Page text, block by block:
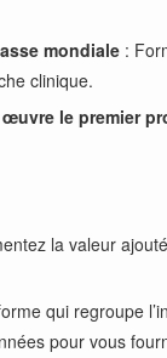
mondiale :
clinique.
le premier
la valeur
qui regroupe
pour vous